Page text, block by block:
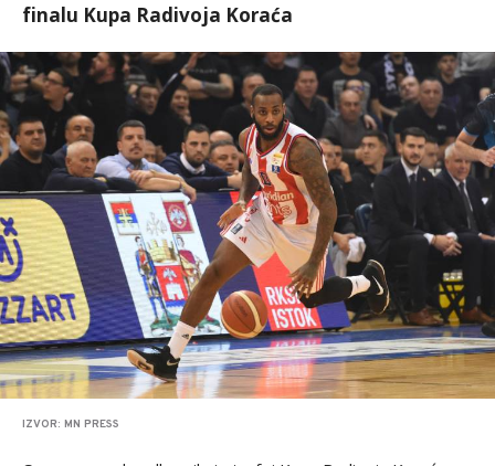
finalu Kupa Radivoja Koraća
IZVOR: MN PRESS